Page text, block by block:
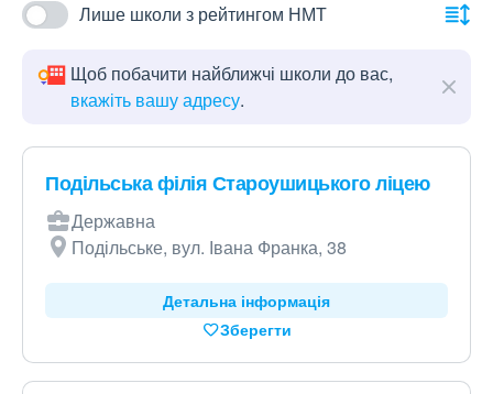
Лише школи з рейтингом НМТ
Щоб побачити найближчі школи до вас,
вкажіть вашу адресу.
Подільська філія Староушицького ліцею
Державна
Подільське, вул. Івана Франка, 38
Детальна інформація
Зберегти